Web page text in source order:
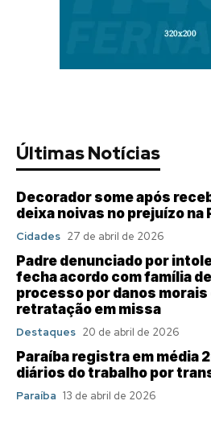
Últimas Notícias
Decorador some após
deixa noivas no prejuízo na
Cidades 27 de abril de 2026
Padre denunciado por
fecha acordo com família
processo por danos morais
retratação em missa
Destaques 20 de abril de 2026
Paraíba registra em média
diários do trabalho por
Paraíba 13 de abril de 2026